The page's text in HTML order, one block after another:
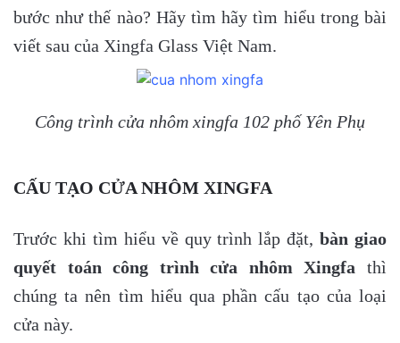
bước như thế nào? Hãy tìm hãy tìm hiểu trong bài
viết sau của Xingfa Glass Việt Nam.
Công trình cửa nhôm xingfa 102 phố Yên Phụ
CẤU TẠO CỬA NHÔM XINGFA
Trước khi tìm hiểu về quy trình lắp đặt,bàn giao
quyết toán công trình cửa nhôm Xingfa thì
chúng ta nên tìm hiểu qua phần cấu tạo của loại
cửa này.